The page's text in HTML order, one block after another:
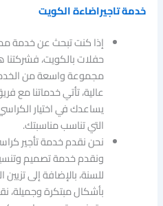
خدمة تاجيراضاءة الكويت
إذا كنت تبحث عن خدمة
حفلات بالكويت، فشركتنا
مجموعة واسعة من
عالية، تأتي خدماتنا
يساعدك في اختيار
التي تناسب مناسبتك.
نحن نقدم خدمة تأجير
ونقدم خدمة تصميم
للسنة، بالإضافة إلى
بأشكال مبتكرة وجميلة،